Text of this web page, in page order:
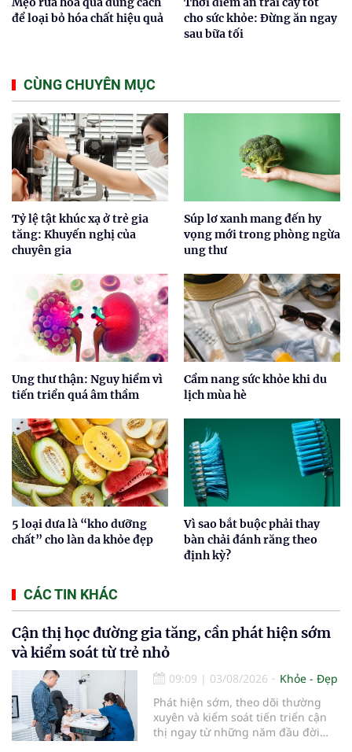
để loại bỏ hóa chất hiệu quả
cho sức khỏe: Đừng ăn ngay
sau bữa tối
CÙNG CHUYÊN MỤC
Tỷ lệ tật khúc xạ ở trẻ gia
tăng: Khuyến nghị của
chuyên gia
Súp lơ xanh mang đến hy
vọng mới trong phòng ngừa
ung thư
Ung thư thận: Nguy hiểm vì
tiến triển quá âm thầm
Cẩm nang sức khỏe khi du
lịch mùa hè
5 loại dưa là “kho dưỡng
chất” cho làn da khỏe đẹp
Vì sao bắt buộc phải thay
bàn chải đánh răng theo
định kỳ?
CÁC TIN KHÁC
Cận thị học đường gia tăng, cần phát hiện sớm
và kiểm soát từ trẻ nhỏ
09:09 | 03/08/2026
Khỏe - Đẹp
Phát hiện sớm, theo dõi thường
xuyên và kiểm soát tiến triển cận
thị ngay từ những năm đầu đời